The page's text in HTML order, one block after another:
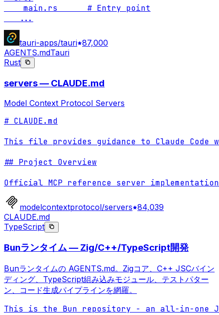
    main.rs      # Entry point
...
tauri-apps/tauri 87,000
AGENTS.mdTauri
Rust
servers — CLAUDE.md
Model Context Protocol Servers
# CLAUDE.md
This file provides guidance to Claude
## Project Overview
Official MCP reference server
modelcontextprotocol/servers 84,039
CLAUDE.md
TypeScript
Bunランタイム — Zig/C++/TypeScript開発
Bunランタイムの AGENTS.md。Zigコア、C++ JSCバイン
ディング、TypeScript組み込みモジュール、テストパター
ン、コード生成パイプラインを網羅。
This is the Bun repository - an all-in-one